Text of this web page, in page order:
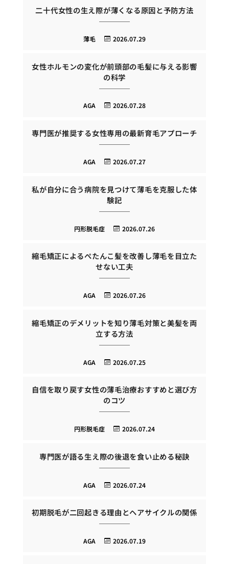
二十代女性の生え際が薄くなる原因と予防方法
2026.07.29
薄毛
女性ホルモンの変化が前頭部の毛髪に与える影響
の科学
2026.07.28
AGA
専門医が推奨する女性専用の最新育毛アプローチ
2026.07.27
AGA
私が自分に合う病院を見つけて薄毛を克服した体
験記
2026.07.26
円形脱毛症
縮毛矯正によるぺたんこ髪を改善し薄毛を目立た
せない工夫
2026.07.26
AGA
縮毛矯正のデメリットを知り薄毛対策と美髪を両
立する方法
2026.07.25
AGA
自信を取り戻す女性の薄毛治療おすすめと選び方
のコツ
2026.07.24
円形脱毛症
専門医が語る生え際の後退を食い止める秘訣
2026.07.24
AGA
初期脱毛が二回起きる理由とヘアサイクルの関係
2026.07.19
AGA